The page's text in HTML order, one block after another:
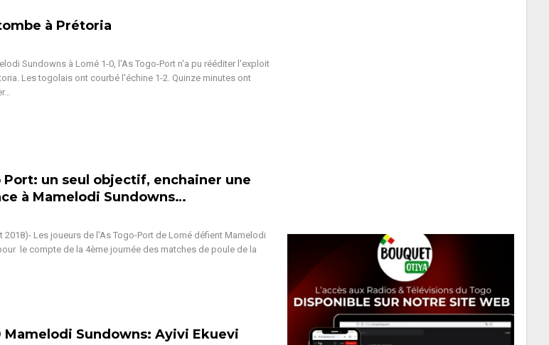
à Prétoria
Sundowns à Lomé 1-0, l'As Togo-Port n'a pu rééditer l'exploit
Les togolais ont courbé l'échine 1-2. Quinze minutes ont
Port: un seul objectif, enchainer une
à Mamelodi Sundowns…
Les joueurs de l'As Togo-Port de Lomé défient Mamelodi
le compte de la 4ème journée des matches de poule de la
Mamelodi Sundowns: Ayivi Ekuevi